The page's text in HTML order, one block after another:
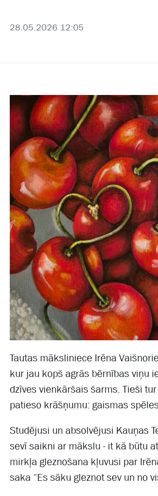
28.05.2026 12:05
Tautas māksliniece Irēna
kur jau kopš agrās bērnības viņu
dzīves vienkāršais šarms. Tieši
patieso krāšņumu: gaismas
Studējusi un absolvējusi Kauņas
sevī saikni ar mākslu - it kā būtu
mirkļa gleznošana kļuvusi par
saka “Es sāku gleznot sev un no